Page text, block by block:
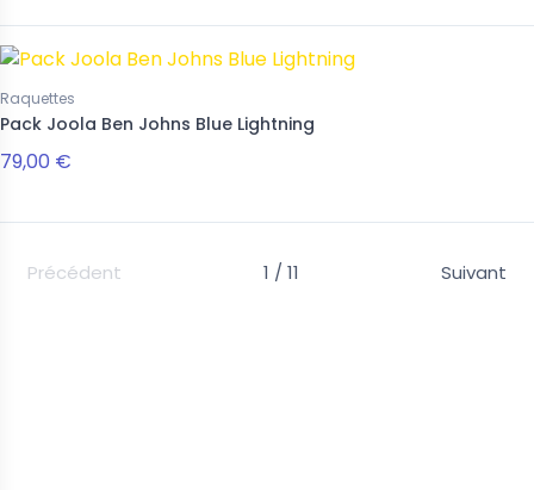
Raquettes
Pack Joola Ben Johns Blue Lightning
79,00 €
Précédent 1 / 11 Suivant